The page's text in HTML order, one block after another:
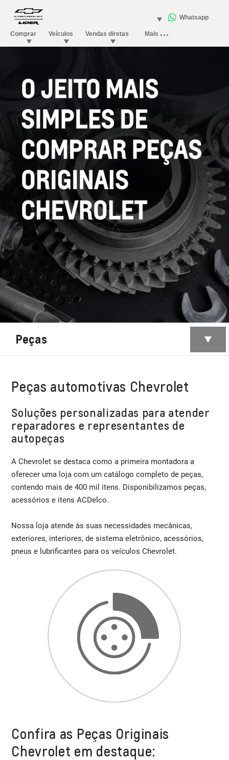
Peças
Peças automotivas Chevrolet
Soluções personalizadas para atender
reparadores e representantes de
autopeças
A Chevrolet se destaca como a primeira montadora a
oferecer uma loja com um catálogo completo de peças,
contendo mais de 400 mil itens. Disponibilizamos peças,
acessórios e itens ACDelco.
Nossa loja atende às suas necessidades mecânicas,
exteriores, interiores, de sistema eletrônico, acessórios,
pneus e lubrificantes para os veículos Chevrolet.
Confira as Peças Originais
Chevrolet em destaque: